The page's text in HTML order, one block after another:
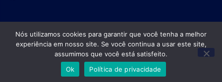
PORTAL FOLHA DO EMPREGO. TODOS OS DIREITOS RESERVADOS
GRUPO NRB DE COMUNICAÇÃO | CNPJ: 21.554.570/0001-01
Nós utilizamos cookies para garantir que você tenha a melhor
experiência em nosso site. Se você continua a usar este site,
assumimos que você está satisfeito.
Ok
Política de privacidade